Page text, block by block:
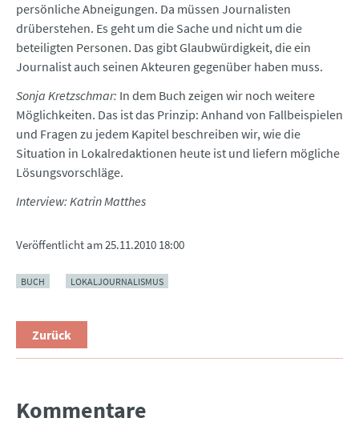
persönliche Abneigungen. Da müssen Journalisten
drüberstehen. Es geht um die Sache und nicht um die
beteiligten Personen. Das gibt Glaubwürdigkeit, die ein
Journalist auch seinen Akteuren gegenüber haben muss.
Sonja Kretzschmar: In dem Buch zeigen wir noch weitere
Möglichkeiten. Das ist das Prinzip: Anhand von Fallbeispielen
und Fragen zu jedem Kapitel beschreiben wir, wie die
Situation in Lokalredaktionen heute ist und liefern mögliche
Lösungsvorschläge.
Interview: Katrin Matthes
Veröffentlicht am25.11.2010 18:00
BUCH LOKALJOURNALISMUS
Zurück
Kommentare